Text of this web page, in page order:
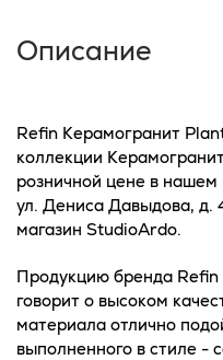
Описание
Refin Керамогранит
коллекции
розничной цене в
ул. Дениса Давыдова, д.
магазин StudioArdo.
Продукцию бренда Refin
говорит о высоком
материала отлично
выполненного в стиле -